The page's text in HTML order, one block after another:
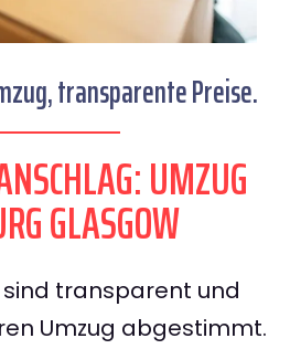
transparente Preise.
UMZUG
GLASGOW
sind transparent und
Umzug abgestimmt.